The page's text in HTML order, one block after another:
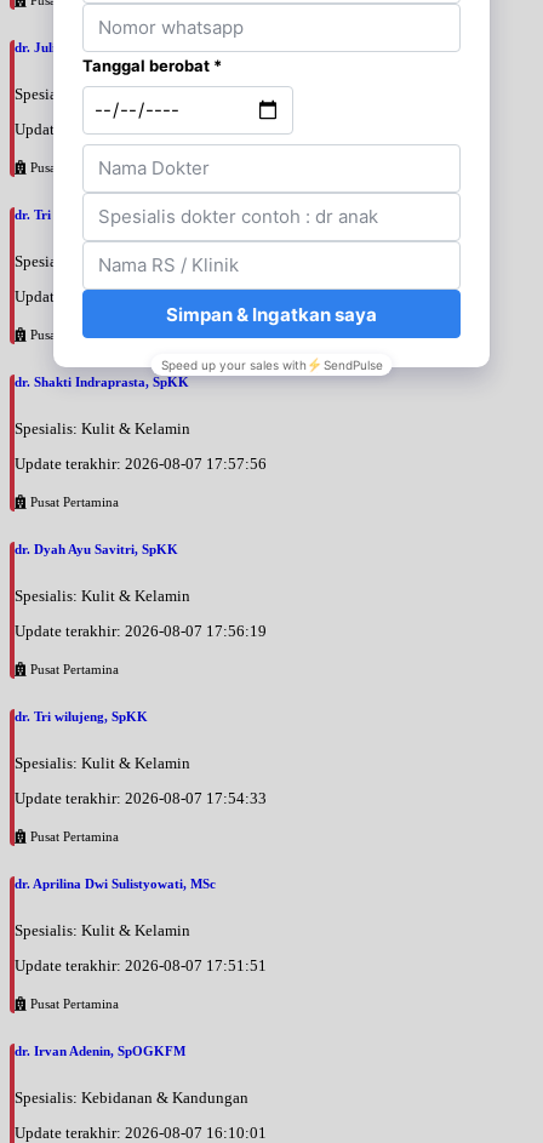
dr. Julianti Adji, SpM
Spesialis: Mata
Update terakhir: 2026-08-07 18:51:12
Pusat Pertamina
dr. Tri Wahyu Setyaningsih, SpM
Spesialis: Mata
Update terakhir: 2026-08-07 18:00:56
Pusat Pertamina
dr. Shakti Indraprasta, SpKK
Spesialis: Kulit & Kelamin
Update terakhir: 2026-08-07 17:57:56
Pusat Pertamina
dr. Dyah Ayu Savitri, SpKK
Spesialis: Kulit & Kelamin
Update terakhir: 2026-08-07 17:56:19
Pusat Pertamina
dr. Tri wilujeng, SpKK
Spesialis: Kulit & Kelamin
Update terakhir: 2026-08-07 17:54:33
Pusat Pertamina
dr. Aprilina Dwi Sulistyowati, MSc
Spesialis: Kulit & Kelamin
Update terakhir: 2026-08-07 17:51:51
Pusat Pertamina
dr. Irvan Adenin, SpOGKFM
Spesialis: Kebidanan & Kandungan
Update terakhir: 2026-08-07 16:10:01